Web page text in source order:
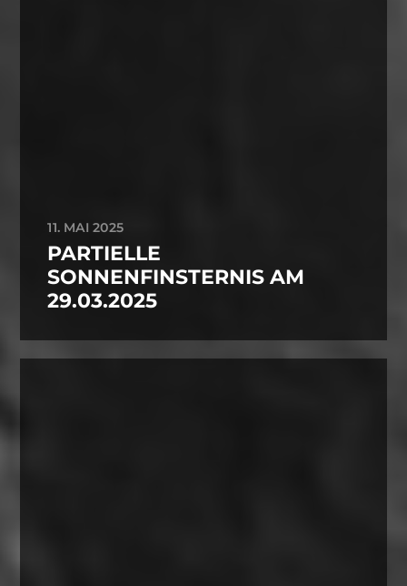
11. MAI 2025
PARTIELLE
SONNENFINSTERNIS AM
29.03.2025